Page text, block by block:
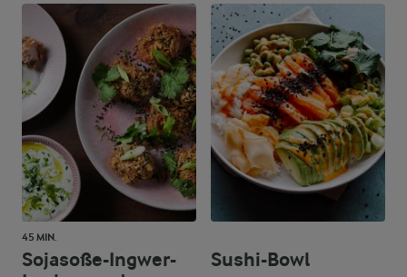
45 MIN.
Sojasoße-Ingwer-
Sushi-Bowl